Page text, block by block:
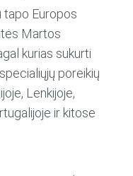
tapo Europos
Martos
kurias sukurti
poreikių
Lenkijoje,
ir kitose